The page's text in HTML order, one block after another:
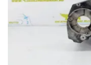
Servicii
Animale de
Afaceri și
Inchiriere Bunuri si
Utilaje agricole si
Piese auto si